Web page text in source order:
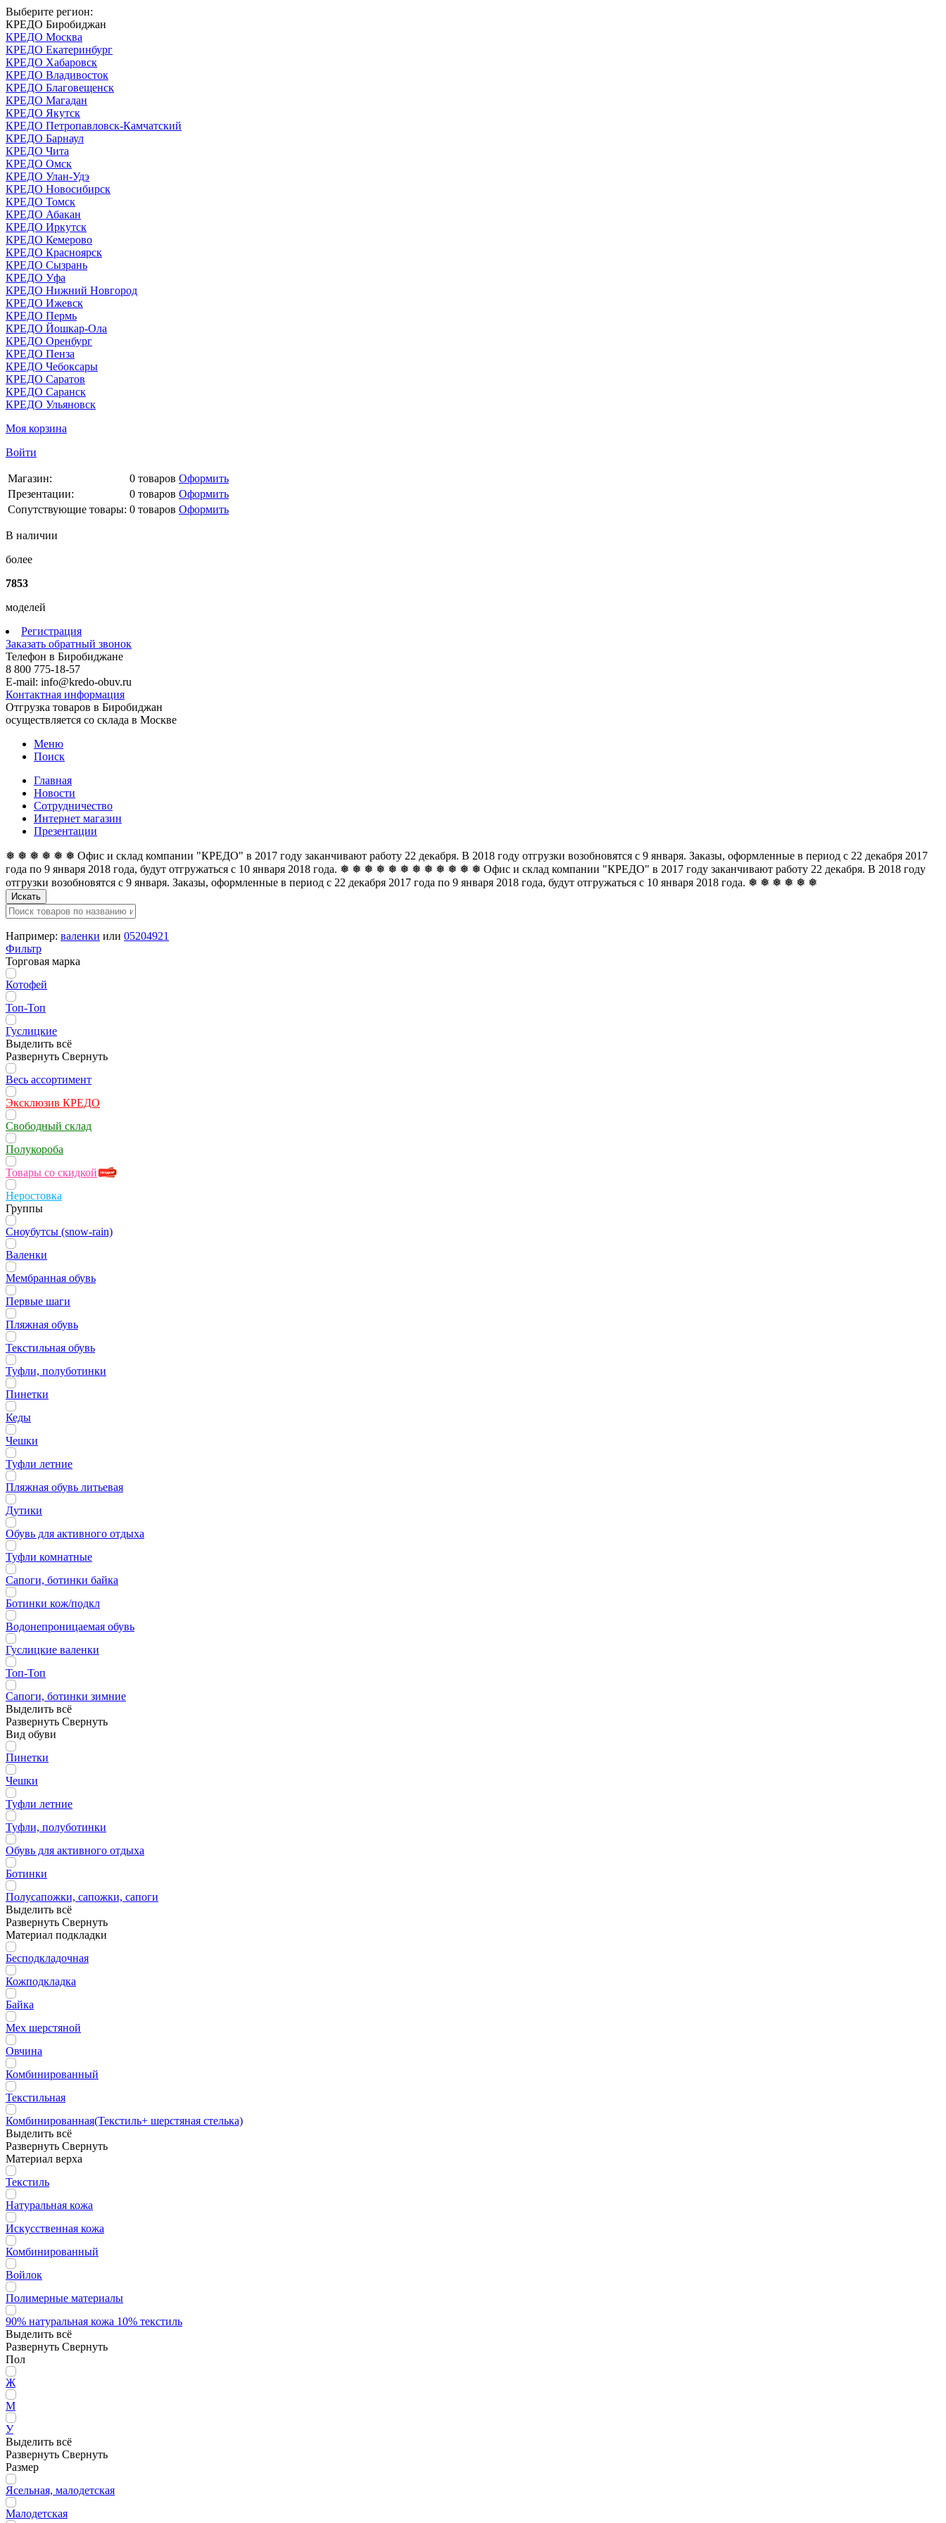
Выберите регион:
КРЕДО Биробиджан
КРЕДО Москва
КРЕДО Екатеринбург
КРЕДО Хабаровск
КРЕДО Владивосток
КРЕДО Благовещенск
КРЕДО Магадан
КРЕДО Якутск
КРЕДО Петропавловск-Камчатский
КРЕДО Барнаул
КРЕДО Чита
КРЕДО Омск
КРЕДО Улан-Удэ
КРЕДО Новосибирск
КРЕДО Томск
КРЕДО Абакан
КРЕДО Иркутск
КРЕДО Кемерово
КРЕДО Красноярск
КРЕДО Сызрань
КРЕДО Уфа
КРЕДО Нижний Новгород
КРЕДО Ижевск
КРЕДО Пермь
КРЕДО Йошкар-Ола
КРЕДО Оренбург
КРЕДО Пенза
КРЕДО Чебоксары
КРЕДО Саратов
КРЕДО Саранск
КРЕДО Ульяновск
Моя корзина
Войти
Магазин: 0 товаров Оформить
Презентации:
0 товаров Оформить
Сопутствующие товары: 0 товаров Оформить
В наличии
более
7853
моделей
Регистрация
Заказать обратный звонок
Телефон в Биробиджане
8 800 775-18-57
E-mail: info@kredo-obuv.ru
Контактная информация
Отгрузка товаров в Биробиджан
осуществляется со склада в Москве
Меню
Поиск
Главная
Новости
Сотрудничество
Интернет магазин
Презентации
❅ ❅ ❅ ❅ ❅ ❅ Офис и склад компании "КРЕДО" в 2017 году заканчивают работу 22 декабря. В 2018 году отгрузки возобновятся с 9 января. Заказы, оформленные в период с 22 декабря 2017
года по 9 января 2018 года, будут отгружаться с 10 января 2018 года. ❅ ❅ ❅ ❅ ❅ ❅ ❅ ❅ ❅ ❅ ❅ ❅ Офис и склад компании "КРЕДО" в 2017 году заканчивают работу 22 декабря. В 2018 году
отгрузки возобновятся с 9 января. Заказы, оформленные в период с 22 декабря 2017 года по 9 января 2018 года, будут отгружаться с 10 января 2018 года. ❅ ❅ ❅ ❅ ❅ ❅
Искать
Например: валенки или 05204921
Фильтр
Торговая марка
Котофей
Топ-Топ
Гуслицкие
Выделить всё
Развернуть Свернуть
Весь ассортимент
Эксклюзив КРЕДО
Свободный склад
Полукороба
Товары со скидкой
Неростовка
Группы
Сноубутсы (snow-rain)
Валенки
Мембранная обувь
Первые шаги
Пляжная обувь
Текстильная обувь
Туфли, полуботинки
Пинетки
Кеды
Чешки
Туфли летние
Пляжная обувь литьевая
Дутики
Обувь для активного отдыха
Туфли комнатные
Сапоги, ботинки байка
Ботинки кож/подкл
Водонепроницаемая обувь
Гуслицкие валенки
Топ-Топ
Сапоги, ботинки зимние
Выделить всё
Развернуть Свернуть
Вид обуви
Пинетки
Чешки
Туфли летние
Туфли, полуботинки
Обувь для активного отдыха
Ботинки
Полусапожки, сапожки, сапоги
Выделить всё
Развернуть Свернуть
Материал подкладки
Бесподкладочная
Кожподкладка
Байка
Мех шерстяной
Овчина
Комбинированный
Текстильная
Комбинированная(Текстиль+ шерстяная стелька)
Выделить всё
Развернуть Свернуть
Материал верха
Текстиль
Натуральная кожа
Искусственная кожа
Комбинированный
Войлок
Полимерные материалы
90% натуральная кожа 10% текстиль
Выделить всё
Развернуть Свернуть
Пол
Ж
М
У
Выделить всё
Развернуть Свернуть
Размер
Ясельная, малодетская
Малодетская